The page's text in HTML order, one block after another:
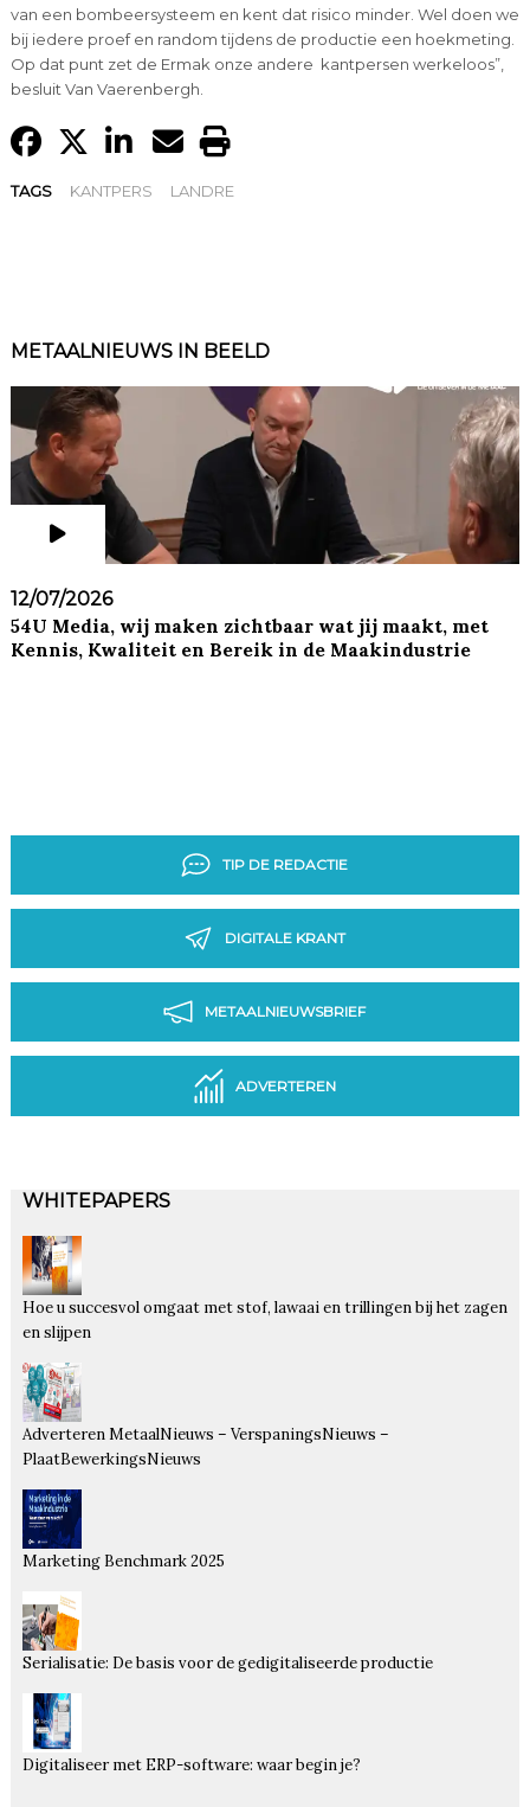
van een bombeersysteem en kent dat risico minder. Wel doen we
bij iedere proef en random tijdens de productie een hoekmeting.
Op dat punt zet de Ermak onze andere kantpersen werkeloos”,
besluit Van Vaerenbergh.
TAGS KANTPERS LANDRE
METAALNIEUWS IN BEELD
12/07/2026
54U Media, wij maken zichtbaar wat jij maakt, met
Kennis, Kwaliteit en Bereik in de Maakindustrie
TIP DE REDACTIE
DIGITALE KRANT
METAALNIEUWSBRIEF
ADVERTEREN
WHITEPAPERS
Hoe u succesvol omgaat met stof, lawaai en trillingen bij het zagen
en slijpen
Adverteren MetaalNieuws – VerspaningsNieuws –
PlaatBewerkingsNieuws
Marketing Benchmark 2025
Serialisatie: De basis voor de gedigitaliseerde productie
Digitaliseer met ERP-software: waar begin je?